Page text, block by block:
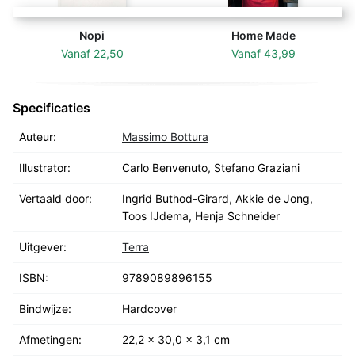
Nopi
Vanaf 22,50
Home Made
Vanaf 43,99
Specificaties
Auteur: Massimo Bottura
Illustrator: Carlo Benvenuto, Stefano Graziani
Vertaald door:
Ingrid Buthod-Girard, Akkie de Jong,
Toos IJdema, Henja Schneider
Uitgever: Terra
ISBN: 9789089896155
Bindwijze: Hardcover
Afmetingen: 22,2 x 30,0 x 3,1 cm